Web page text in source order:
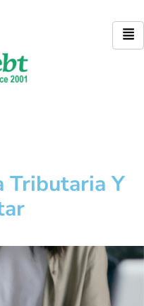
Tributaria Y